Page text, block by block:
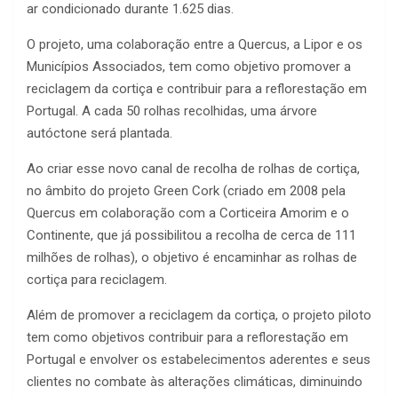
ar condicionado durante 1.625 dias.
O projeto, uma colaboração entre a Quercus, a Lipor e os
Municípios Associados, tem como objetivo promover a
reciclagem da cortiça e contribuir para a reflorestação em
Portugal. A cada 50 rolhas recolhidas, uma árvore
autóctone será plantada.
Ao criar esse novo canal de recolha de rolhas de cortiça,
no âmbito do projeto Green Cork (criado em 2008 pela
Quercus em colaboração com a Corticeira Amorim e o
Continente, que já possibilitou a recolha de cerca de 111
milhões de rolhas), o objetivo é encaminhar as rolhas de
cortiça para reciclagem.
Além de promover a reciclagem da cortiça, o projeto piloto
tem como objetivos contribuir para a reflorestação em
Portugal e envolver os estabelecimentos aderentes e seus
clientes no combate às alterações climáticas, diminuindo